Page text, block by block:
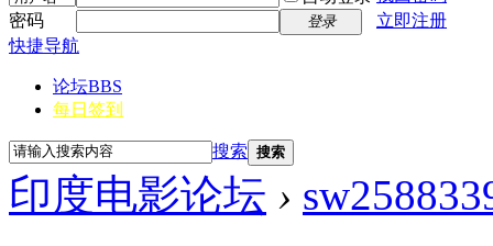
密码
登录
立即注册
快捷导航
论坛BBS
每日签到
搜索 搜索
印度电影论坛 ›